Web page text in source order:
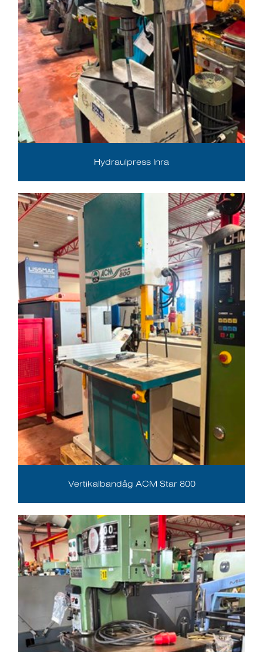
Hydraulpress Inra
Vertikalbandåg ACM Star 800